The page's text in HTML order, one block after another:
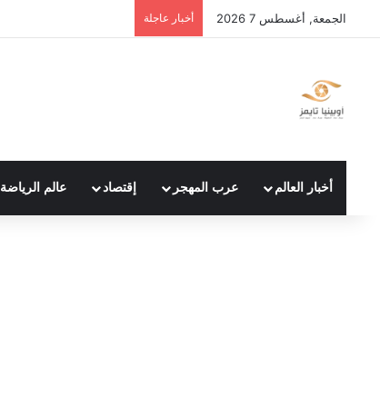
الجمعة, أغسطس 7 2026 أخبار عاجلة
أخبار العالم عرب المهجر إقتصاد عالم الرياضة